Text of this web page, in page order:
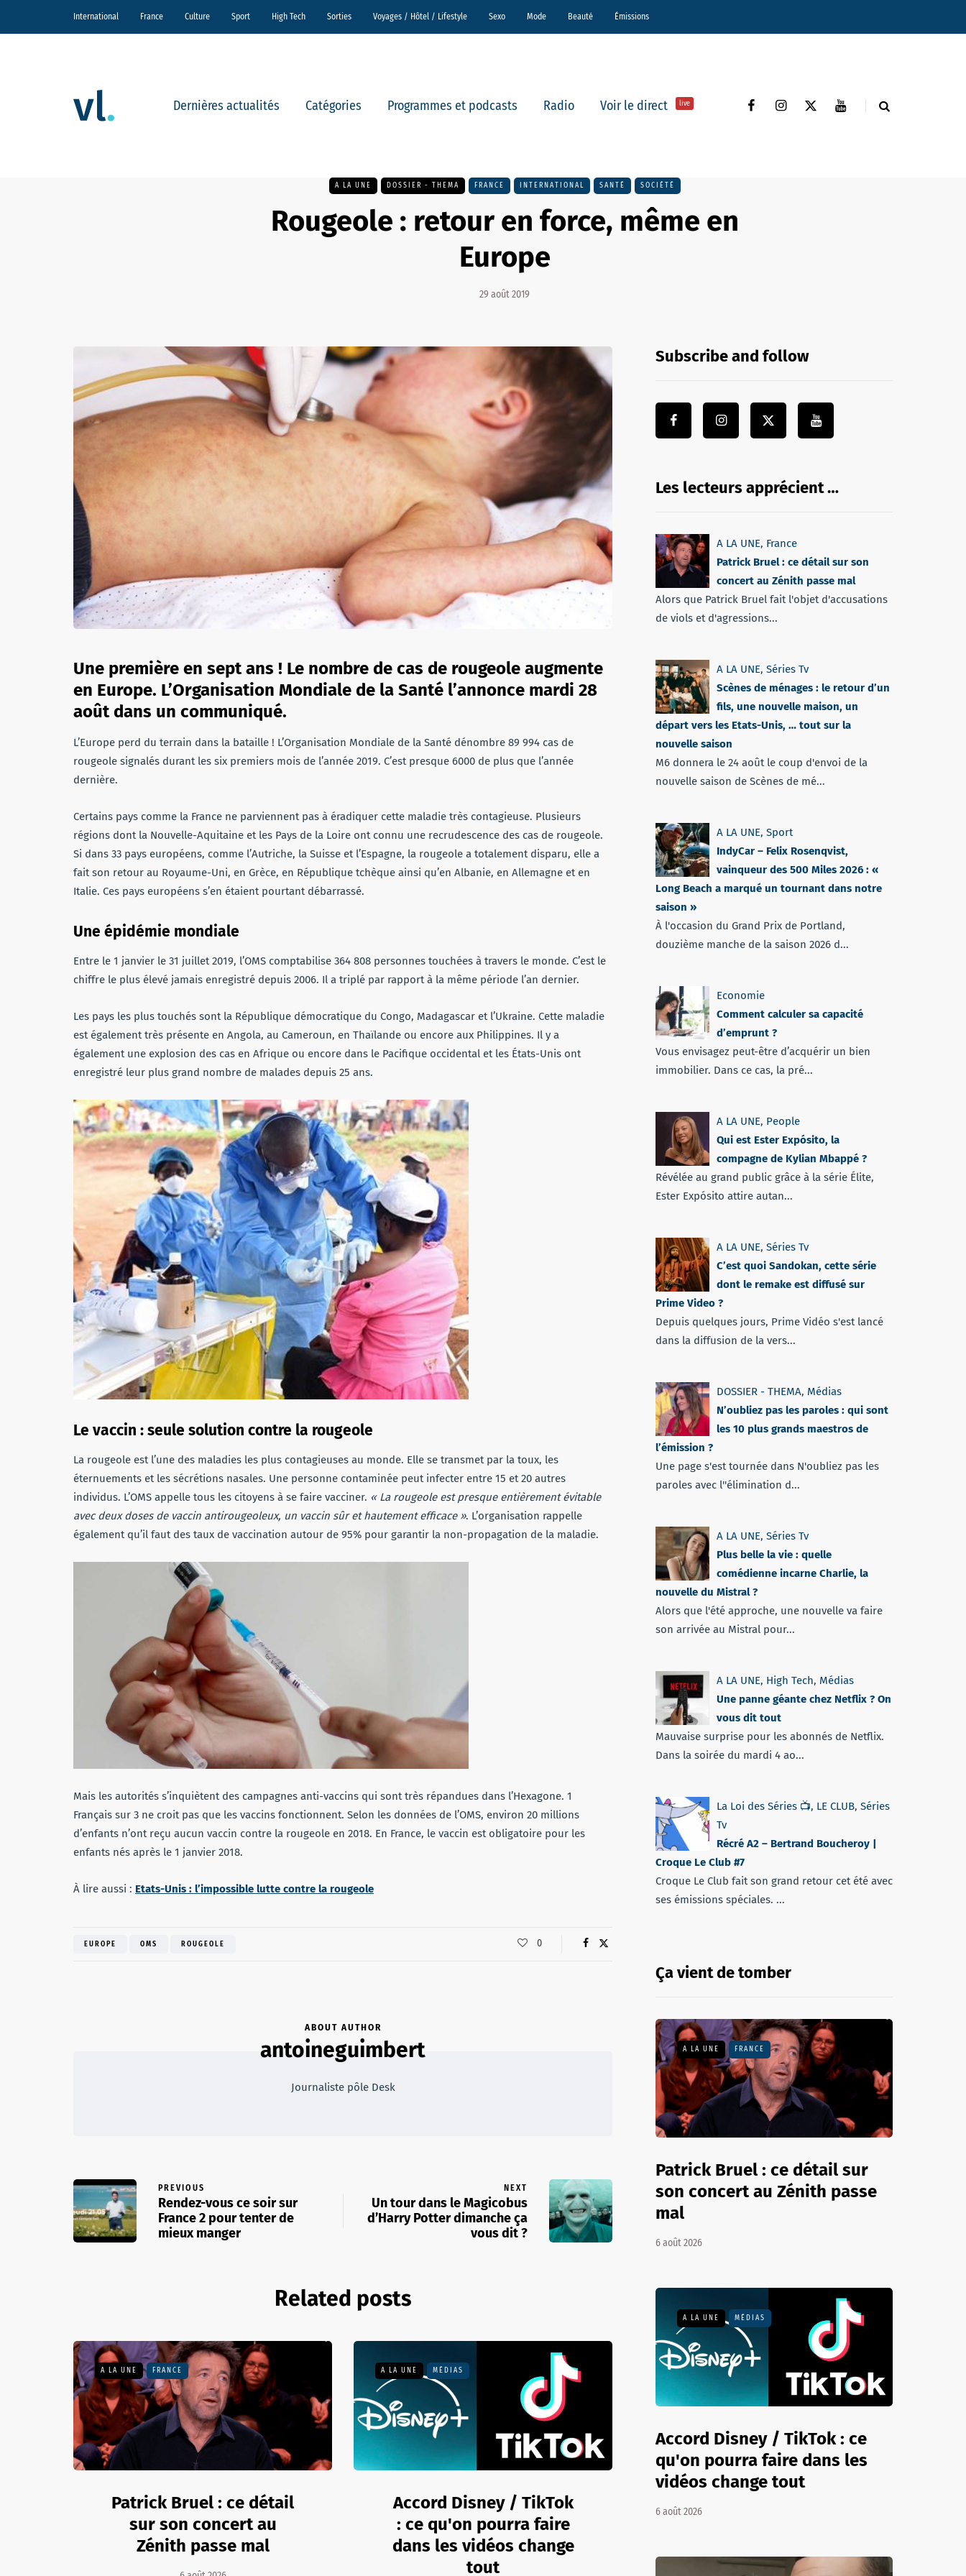
International France Culture Sport High Tech Sorties Voyages / Hôtel / Lifestyle Sexo Mode Beauté Émissions
Dernières actualités Catégories Programmes et podcasts Radio Voir le direct live
A LA UNE DOSSIER - THEMA FRANCE INTERNATIONAL SANTÉ SOCIÉTÉ
Rougeole : retour en force, même en
Europe
29 août 2019
Une première en sept ans ! Le nombre de cas de rougeole augmente
en Europe. L’Organisation Mondiale de la Santé l’annonce mardi 28
août dans un communiqué.
L’Europe perd du terrain dans la bataille ! L’Organisation Mondiale de la Santé dénombre 89 994 cas de
rougeole signalés durant les six premiers mois de l’année 2019. C’est presque 6000 de plus que l’année
dernière.
Certains pays comme la France ne parviennent pas à éradiquer cette maladie très contagieuse. Plusieurs
régions dont la Nouvelle-Aquitaine et les Pays de la Loire ont connu une recrudescence des cas de rougeole.
Si dans 33 pays européens, comme l’Autriche, la Suisse et l’Espagne, la rougeole a totalement disparu, elle a
fait son retour au Royaume-Uni, en Grèce, en République tchèque ainsi qu’en Albanie, en Allemagne et en
Italie. Ces pays européens s’en étaient pourtant débarrassé.
Une épidémie mondiale
Entre le 1 janvier le 31 juillet 2019, l’OMS comptabilise 364 808 personnes touchées à travers le monde. C’est le
chiffre le plus élevé jamais enregistré depuis 2006. Il a triplé par rapport à la même période l’an dernier.
Les pays les plus touchés sont la République démocratique du Congo, Madagascar et l’Ukraine. Cette maladie
est également très présente en Angola, au Cameroun, en Thaïlande ou encore aux Philippines. Il y a
également une explosion des cas en Afrique ou encore dans le Pacifique occidental et les États-Unis ont
enregistré leur plus grand nombre de malades depuis 25 ans.
Le vaccin : seule solution contre la rougeole
La rougeole est l’une des maladies les plus contagieuses au monde. Elle se transmet par la toux, les
éternuements et les sécrétions nasales. Une personne contaminée peut infecter entre 15 et 20 autres
individus. L’OMS appelle tous les citoyens à se faire vacciner. « La rougeole est presque entièrement évitable
avec deux doses de vaccin antirougeoleux, un vaccin sûr et hautement efficace ». L’organisation rappelle
également qu’il faut des taux de vaccination autour de 95% pour garantir la non-propagation de la maladie.
Mais les autorités s’inquiètent des campagnes anti-vaccins qui sont très répandues dans l’Hexagone. 1
Français sur 3 ne croit pas que les vaccins fonctionnent. Selon les données de l’OMS, environ 20 millions
d’enfants n’ont reçu aucun vaccin contre la rougeole en 2018. En France, le vaccin est obligatoire pour les
enfants nés après le 1 janvier 2018.
À lire aussi : Etats-Unis : l’impossible lutte contre la rougeole
EUROPE OMS ROUGEOLE 0
ABOUT AUTHOR
antoineguimbert
Journaliste pôle Desk
PREVIOUS
Rendez-vous ce soir sur
France 2 pour tenter de
mieux manger
NEXT
Un tour dans le Magicobus
d’Harry Potter dimanche ça
vous dit ?
Related posts
A LA UNE FRANCE
Patrick Bruel : ce détail
sur son concert au
Zénith passe mal
A LA UNE MÉDIAS
Accord Disney / TikTok
: ce qu'on pourra faire
dans les vidéos change
tout
Subscribe and follow
Les lecteurs apprécient …
A LA UNE, France
Patrick Bruel : ce détail sur son
concert au Zénith passe mal
Alors que Patrick Bruel fait l'objet d'accusations
de viols et d'agressions...
A LA UNE, Séries Tv
Scènes de ménages : le retour d’un
fils, une nouvelle maison, un
départ vers les Etats-Unis, … tout sur la
nouvelle saison
M6 donnera le 24 août le coup d'envoi de la
nouvelle saison de Scènes de mé...
A LA UNE, Sport
IndyCar – Felix Rosenqvist,
vainqueur des 500 Miles 2026 : «
Long Beach a marqué un tournant dans notre
saison »
À l'occasion du Grand Prix de Portland,
douzième manche de la saison 2026 d...
Economie
Comment calculer sa capacité
d’emprunt ?
Vous envisagez peut-être d’acquérir un bien
immobilier. Dans ce cas, la pré...
A LA UNE, People
Qui est Ester Expósito, la
compagne de Kylian Mbappé ?
Révélée au grand public grâce à la série Élite,
Ester Expósito attire autan...
A LA UNE, Séries Tv
C’est quoi Sandokan, cette série
dont le remake est diffusé sur
Prime Video ?
Depuis quelques jours, Prime Vidéo s'est lancé
dans la diffusion de la vers...
DOSSIER - THEMA, Médias
N’oubliez pas les paroles : qui sont
les 10 plus grands maestros de
l’émission ?
Une page s'est tournée dans N'oubliez pas les
paroles avec l''élimination d...
A LA UNE, Séries Tv
Plus belle la vie : quelle
comédienne incarne Charlie, la
nouvelle du Mistral ?
Alors que l'été approche, une nouvelle va faire
son arrivée au Mistral pour...
A LA UNE, High Tech, Médias
Une panne géante chez Netflix ? On
vous dit tout
Mauvaise surprise pour les abonnés de Netflix.
Dans la soirée du mardi 4 ao...
La Loi des Séries 📺, LE CLUB, Séries
Tv
Récré A2 – Bertrand Boucheroy |
Croque Le Club #7
Croque Le Club fait son grand retour cet été avec
ses émissions spéciales. ...
Ça vient de tomber
A LA UNE FRANCE
Patrick Bruel : ce détail sur
son concert au Zénith passe
mal
6 août 2026
A LA UNE MÉDIAS
Accord Disney / TikTok : ce
qu'on pourra faire dans les
vidéos change tout
6 août 2026